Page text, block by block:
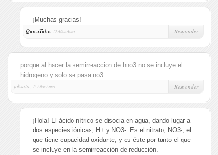
¡Muchas gracias!
QuimiTube, 13 Años Antes Responder
porque al hacer la semirreaccion de hno3 no se incluye el
hidrogeno y solo se pasa no3
joksata,
13 Años Antes Responder
¡Hola! El ácido nítrico se disocia en agua, dando lugar a
dos especies iónicas, H+ y NO3-. Es el nitrato, NO3-, el
que tiene capacidad oxidante, y es éste por tanto el que
se incluye en la semirreacción de reducción.